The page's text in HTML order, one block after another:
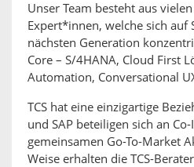
Unser Team besteht aus
Expert*innen, welche sich auf
nächsten Generation
Core – S/4HANA, Cloud First
Automation, Conversational
TCS hat eine einzigartige
und SAP beteiligen sich an
gemeinsamen Go-To-Market
Weise erhalten die TCS-